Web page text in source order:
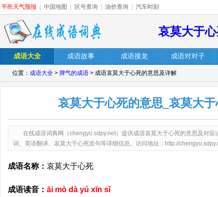
平邑天气预报 中国地图 区号查询 油价查询 汽车时刻
哀莫大于
成语大全 成语故事 成语接龙 成语对对子
位置： 成语大全 > 脾气的成语 > 成语哀莫大于心死的意思及详解
哀莫大于心死的意思_哀莫大
在线成语词典网（chengyu.sdpy.net）提供成语哀莫大于心死的意思及对
词、英语翻译、哀莫大于心死造句等详细信息。访问地址：http://
成语名称： 哀莫大于心死
成语读音： āi mò dà yú xīn sǐ